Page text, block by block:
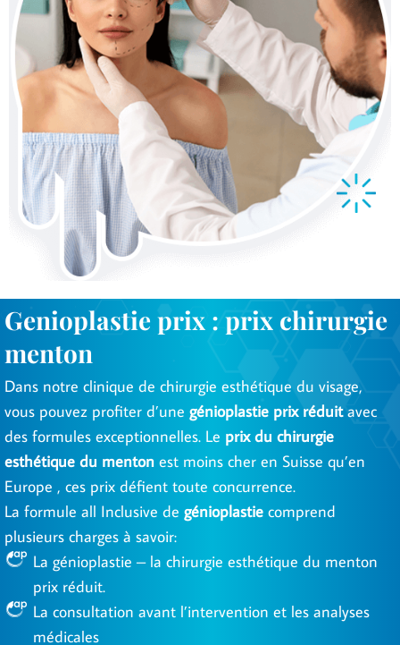
Genioplastie prix : prix chirurgie
menton
Dans notre clinique de chirurgie esthétique du visage,
vous pouvez profiter d’une génioplastie prix réduitavec
des formules exceptionnelles. Le prix du chirurgie
esthétique du menton est moins cher en Suisse qu’en
Europe , ces prix défient toute concurrence.
La formule all Inclusive de génioplastie comprend
plusieurs charges à savoir:
La génioplastie – la chirurgie esthétique du menton
prix réduit.
La consultation avant l’intervention et les analyses
médicales